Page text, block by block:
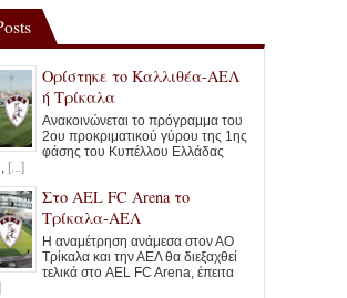
Ορίστηκε το Καλλιθέα-ΑΕΛ
ή Τρίκαλα
Ανακοινώνεται το πρόγραμμα του
2ου προκριματικού γύρου της 1ης
φάσης του Κυπέλλου Ελλάδας
[...]
Στο ΑΕL FC Arena το
Τρίκαλα-ΑΕΛ
Η αναμέτρηση ανάμεσα στον ΑΟ
Τρίκαλα και την ΑΕΛ θα διεξαχθεί
τελικά στο AEL FC Arena, έπειτα